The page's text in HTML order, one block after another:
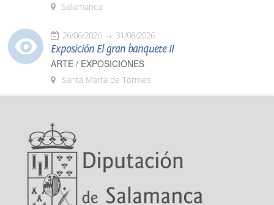
Salamanca
26/06/2026 31/08/2026
Exposición El gran banquete II
ARTE / EXPOSICIONES
Santa Marta de Tormes